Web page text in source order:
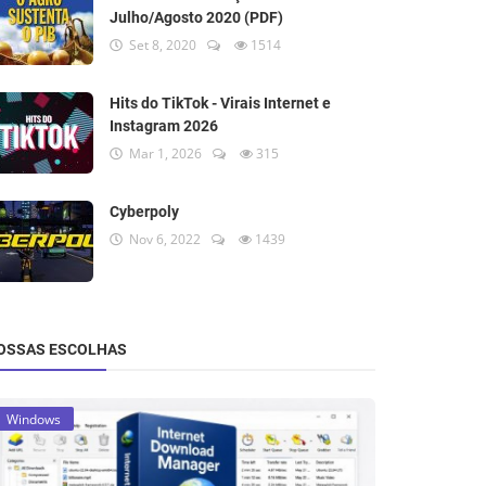
Julho/Agosto 2020 (PDF)
Set 8, 2020 1514
Hits do TikTok - Virais Internet e
Instagram 2026
Mar 1, 2026 315
Cyberpoly
Nov 6, 2022 1439
ESCOLHAS
Windows